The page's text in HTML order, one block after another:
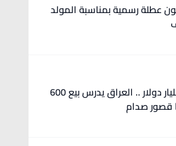
عطلة رسمية بمناسبة المولد
قيمتها 150 مليار دولار .. العراق يدرس بيع 600
قصور صدام